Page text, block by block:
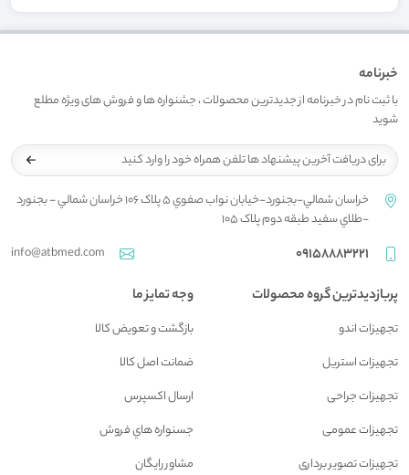
خبرنامه
با ثبت نام در خبرنامه از جدیدترین محصولات ، جشنواره ها و فروش های ویژه مطلع
شوید
خراسان شمالي-بجنورد-خيابان نواب صفوي 5 پلاک 106 خراسان شمالي - بجنورد
-طلاي سفيد طبقه دوم پلاک 105
09158883221
info@atbmed.com
پربازدیدترین گروه محصولات
تجهیزات اندو
تجهیزات استریل
تجهیزات جراحی
تجهیزات عمومی
تجهیزات تصویر برداری
وجه تمایز ما
بازگشت و تعويض کالا
ضمانت اصل کالا
ارسال اکسپرس
جسنواره هاي فروش
مشاور رايگان